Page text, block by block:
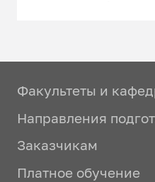
Факультеты и
Направления
Заказчикам
Платное обучение